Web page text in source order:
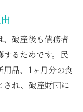
破産後も債務者
るためです。民
品、1ヶ月分の食
され、破産財団に